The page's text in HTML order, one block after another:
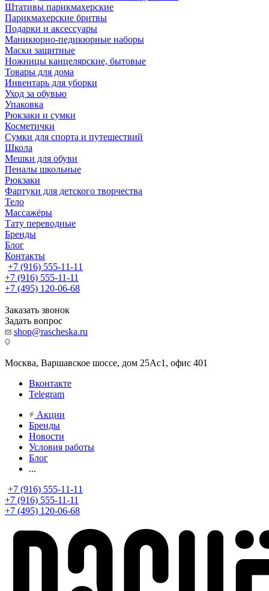
Штативы парикмахерские
Парикмахерские бритвы
Подарки и аксессуары
Маникюрно-педикюрные наборы
Маски защитные
Ножницы канцелярские, бытовые
Товары для дома
Инвентарь для уборки
Уход за обувью
Упаковка
Рюкзаки и сумки
Косметички
Сумки для спорта и путешествий
Школа
Мешки для обуви
Пеналы школьные
Рюкзаки
Фартуки для детского творчества
Тело
Массажёры
Тату переводные
Бренды
Блог
Контакты
+7 (916) 555-11-11
+7 (916) 555-11-11
+7 (495) 120-06-68
Заказать звонок
Задать вопрос
shop@rascheska.ru
Москва, Варшавское шоссе, дом 25Аc1, офис 401
Вконтакте
Telegram
Акции
Бренды
Новости
Условия работы
Блог
...
+7 (916) 555-11-11
+7 (916) 555-11-11
+7 (495) 120-06-68